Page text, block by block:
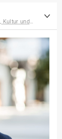
Fakultät Management, Kultur und Technik